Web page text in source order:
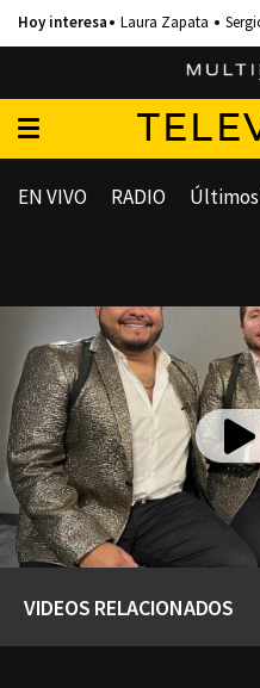
Laura Zapata
EN VIVO RADIO
VIDEOS RELACIONADOS